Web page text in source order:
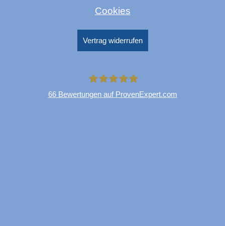
Cookies
Vertrag widerrufen
66Bewertungen auf ProvenExpert.com